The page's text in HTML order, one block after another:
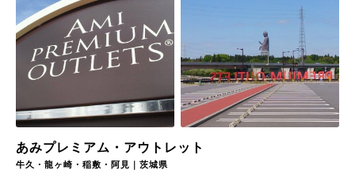
あみプレミアム・アウトレット
牛久・龍ヶ崎・稲敷・阿見｜茨城県